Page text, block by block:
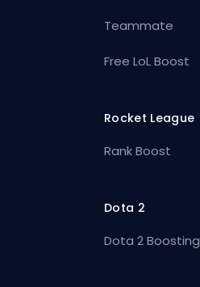
Teammate
Free LoL Boost
Rocket League
Rank Boost
Dota 2
Dota 2 Boosting